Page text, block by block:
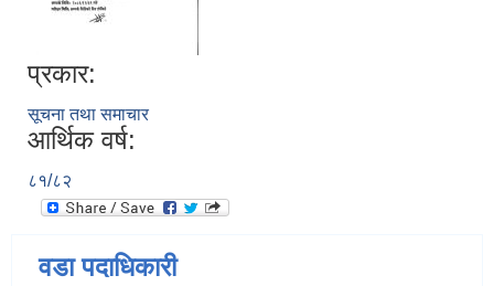
प्रकार:
सूचना तथा समाचार
आर्थिक वर्ष:
८१/८२
वडा पदाधिकारी